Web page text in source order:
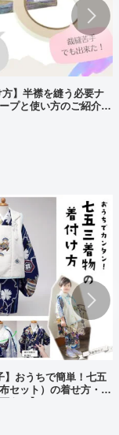
方】半襟を縫う必要ナ
プと使い方のご紹介。
】おうちで簡単！七五
セット）の着せ方・着